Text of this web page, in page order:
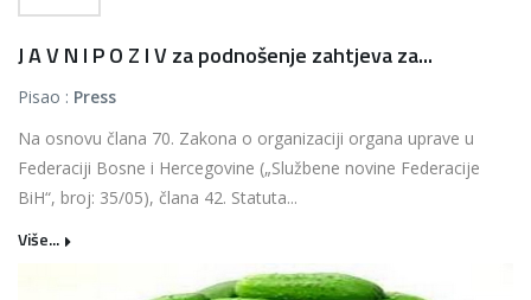
J A V N I P O Z I V za podnošenje zahtjeva za...
Pisao : Press
Na osnovu člana 70. Zakona o organizaciji organa uprave u
Federaciji Bosne i Hercegovine („Službene novine Federacije
BiH“, broj: 35/05), člana 42. Statuta...
Više...